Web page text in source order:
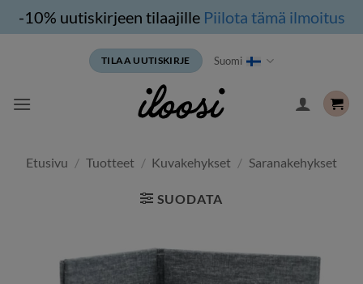
-10% uutiskirjeen tilaajille Piilota tämä ilmoitus
TILAA UUTISKIRJE Suomi
Etusivu / Tuotteet / Kuvakehykset / Saranakehykset
SUODATA